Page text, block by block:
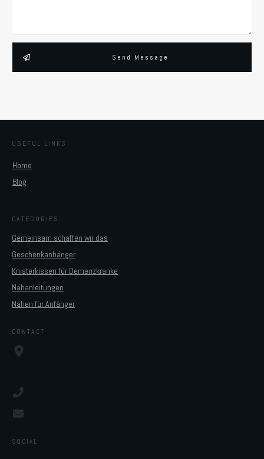
Send Message
USEFUL LINKS
Home
Blog
CATEGORIES
Gemeinsam schaffen wir das
Geschenkanhänger
Knisterkissen für Demenzkranke
Nähanleitungen
Nähen für Anfänger
CONTACT
SOCIAL